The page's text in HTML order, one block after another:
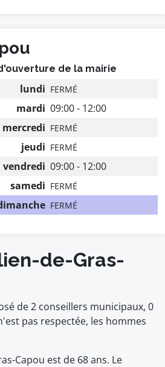
de la mairie
lundi FERMÉ
mardi 09:00 - 12:00
mercredi FERMÉ
jeudi FERMÉ
vendredi 09:00 - 12:00
samedi FERMÉ
FERMÉ
de-Gras-
de 2 conseillers municipaux, 0
pas respectée, les hommes
Capou est de 68 ans. Le